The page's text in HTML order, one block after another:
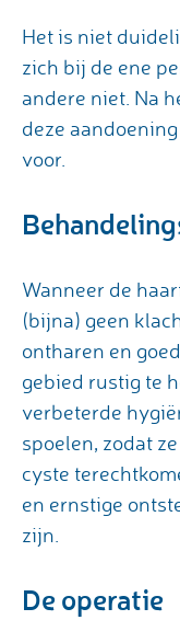
Het is niet
zich bij de ene
andere niet. Na
deze
voor.
Wanneer de
(bijna) geen
ontharen en
gebied rustig te
verbeterde
spoelen, zodat
cyste
en ernstige
zijn.
De operatie